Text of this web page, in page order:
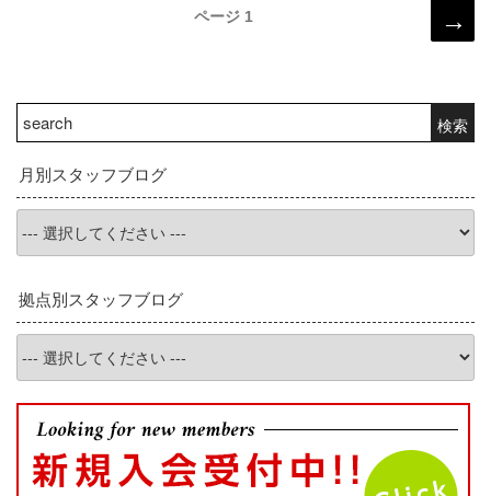
ビ
ゲ
ー
シ
ン
ページ 1
索:
検索
月別スタッフブログ
拠点別スタッフブログ